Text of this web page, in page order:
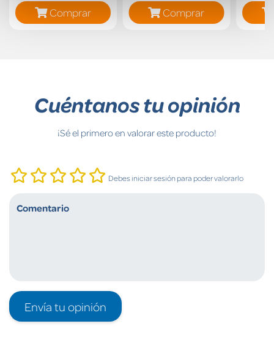
Comprar
Comprar
Cuéntanos tu opinión
¡Sé el primero en valorar este producto!
Debes iniciar sesión para poder valorarlo
Envía tu opinión